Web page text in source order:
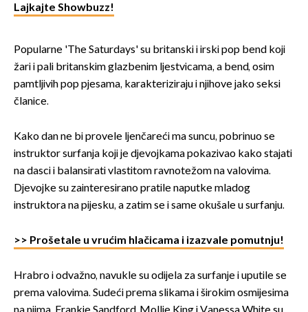
Lajkajte Showbuzz!
Popularne 'The Saturdays' su britanski i irski pop bend koji
žari i pali britanskim glazbenim ljestvicama, a bend, osim
pamtljivih pop pjesama, karakteriziraju i njihove jako seksi
članice.
Kako dan ne bi provele ljenčareći ma suncu, pobrinuo se
instruktor surfanja koji je djevojkama pokazivao kako stajati
na dasci i balansirati vlastitom ravnotežom na valovima.
Djevojke su zainteresirano pratile naputke mladog
instruktora na pijesku, a zatim se i same okušale u surfanju.
>> Prošetale u vrućim hlačicama i izazvale pomutnju!
Hrabro i odvažno, navukle su odijela za surfanje i uputile se
prema valovima. Sudeći prema slikama i širokim osmijesima